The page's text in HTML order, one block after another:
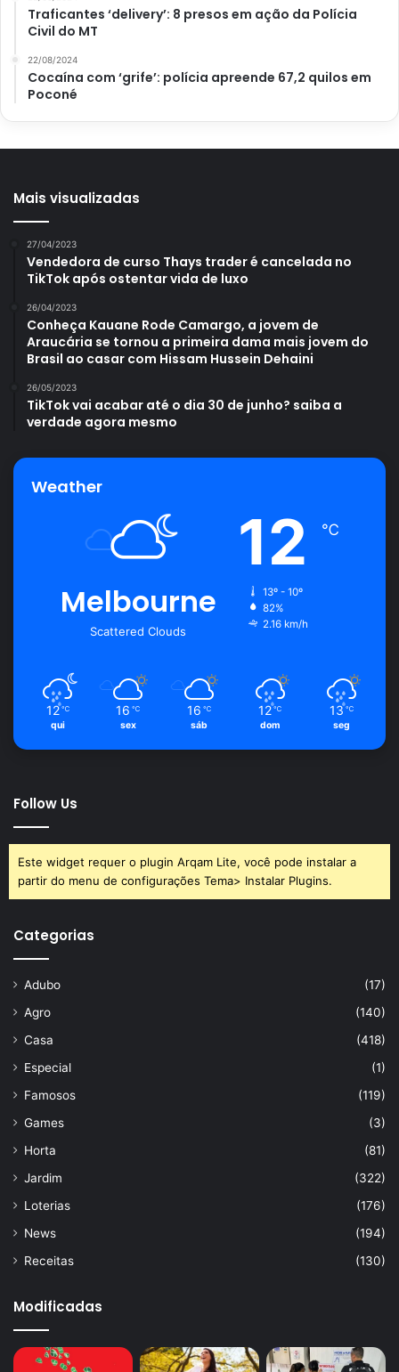
foto, não pode ser cópia.
E, se o valor do prêmio do Dia de Sorte for pequeno,
chegando a até R$ 1.332,78, pode tirar diretamente na
Dia de Sorte
Traficantes ‘delivery’: 8 presos em ação da Polícia
Civil do MT
22/08/2024
Cocaína com ‘grife’: polícia apreende 67,2 quilos em
Poconé
Mais visualizadas
27/04/2023
Vendedora de curso Thays trader é cancelada no
TikTok após ostentar vida de luxo
26/04/2023
Conheça Kauane Rode Camargo, a jovem de
Araucária se tornou a primeira dama mais jovem do
Brasil ao casar com Hissam Hussein Dehaini
26/05/2023
TikTok vai acabar até o dia 30 de junho? saiba a
verdade agora mesmo
Weather
Melbourne
Scattered Clouds
12 ℃
13º - 10º
82%
2.16 km/h
12 ℃
qui
16 ℃
sex
16 ℃
sáb
12 ℃
dom
13 ℃
seg
Follow Us
Este widget requer o plugin Arqam Lite, você pode instalar a
partir do menu de configurações Tema> Instalar Plugins.
Categorias
Adubo
(17)
Agro
(140)
Casa
(418)
Especial
(1)
Famosos
(119)
Games
(3)
Horta
(81)
Jardim
(322)
Loterias
(176)
News
(194)
Receitas
(130)
Modificadas